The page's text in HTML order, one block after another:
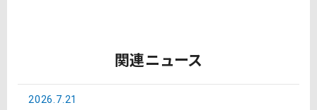
関連ニュース
2026.7.21